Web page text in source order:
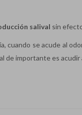
salival sin
cuando se acude al
de importante es